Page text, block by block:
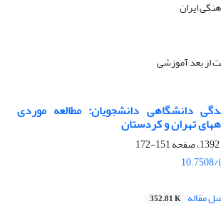
از بعد آموزشی
دانشگاهی دانشجویان: مطالعه موردی
تهران و کردستان
151-172
مقاله 352.81 K